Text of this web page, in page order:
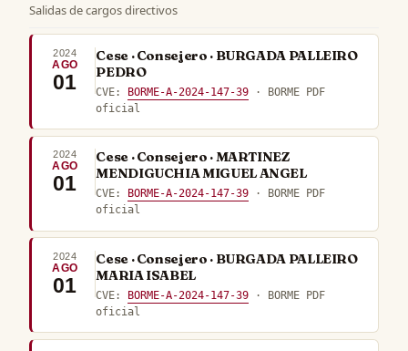
Salidas de cargos directivos
2024
AGO
01
Cese · Consejero · BURGADA PALLEIRO
PEDRO
CVE: BORME-A-2024-147-39 · BORME PDF
oficial
2024
AGO
01
Cese · Consejero · MARTINEZ
MENDIGUCHIA MIGUEL ANGEL
CVE: BORME-A-2024-147-39 · BORME PDF
oficial
2024
AGO
01
Cese · Consejero · BURGADA PALLEIRO
MARIA ISABEL
CVE: BORME-A-2024-147-39 · BORME PDF
oficial